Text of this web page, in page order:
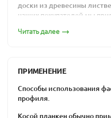
Планкен 20х140
доски из древесины
наших покупателей мы
Читать далее
ПРИМЕНЕНИЕ
Способы использования
профиля.
Косой планкен обычно